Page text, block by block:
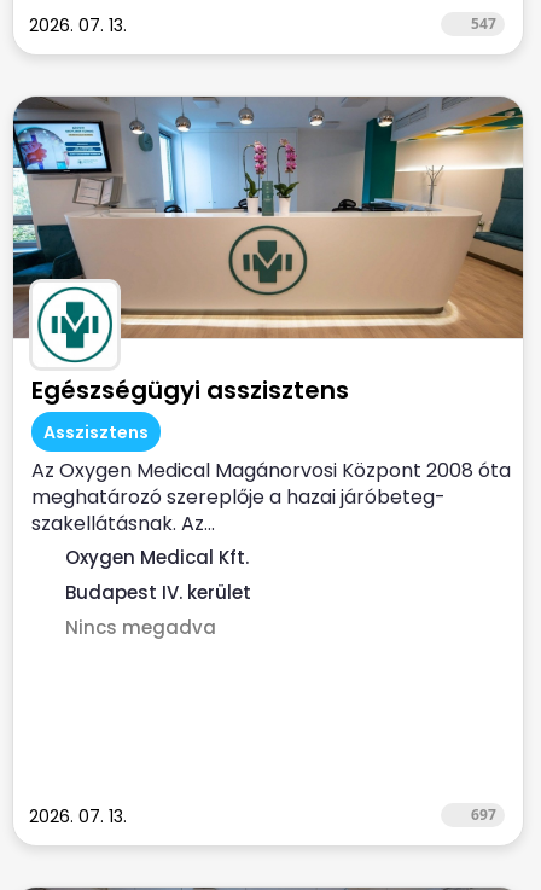
2026. 07. 13. 547
Egészségügyi asszisztens
Asszisztens
Az Oxygen Medical Magánorvosi Központ 2008 óta
meghatározó szereplője a hazai járóbeteg-
szakellátásnak. Az...
Oxygen Medical Kft.
Budapest IV. kerület
Nincs megadva
2026. 07. 13. 697